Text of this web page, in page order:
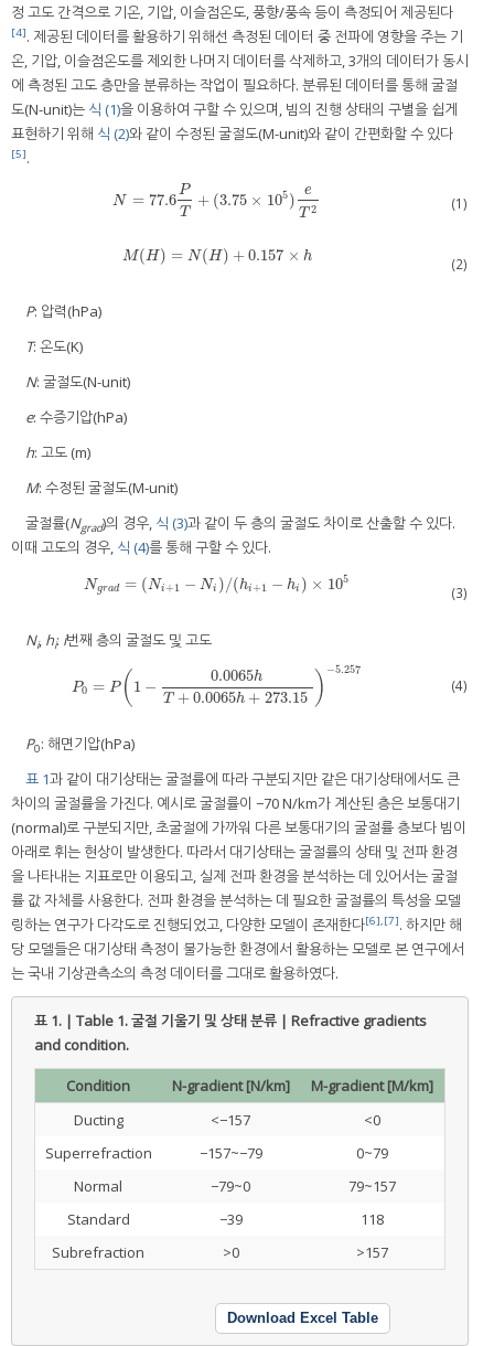
정 고도 간격으로 기온, 기압, 이슬점온도, 풍향/풍속 등이 측정되어 제공된다
[4]. 제공된 데이터를 활용하기 위해선 측정된 데이터 중 전파에 영향을 주는 기
온, 기압, 이슬점온도를 제외한 나머지 데이터를 삭제하고, 3개의 데이터가 동시
에 측정된 고도 층만을 분류하는 작업이 필요하다. 분류된 데이터를 통해 굴절
도(N-unit)는 식 (1)을 이용하여 구할 수 있으며, 빔의 진행 상태의 구별을 쉽게
표현하기 위해 식 (2)와 같이 수정된 굴절도(M-unit)와 같이 간편화할 수 있다
[5].
N = 77.6
P
T
+ (3.75 × 105)
e
T 2
N =77.6PT+( 3.75×105 )eT2 (1)
M(H) = N (H) +0.157 × h
M H) =N(H)+0.157×h (2)
P: 압력(hPa)
T: 온도(K)
N: 굴절도(N-unit)
e: 수증기압(hPa)
h: 고도 (m)
M: 수정된 굴절도(M-unit)
굴절률(Ngrad)의 경우, 식 (3)과 같이 두 층의 굴절도 차이로 산출할 수 있다.
이때 고도의 경우, 식 (4)를 통해 구할 수 있다.
Ngrad = (Ni+1 − Ni )/(hi+1 − hi ) × 105
Ng rad=(N +1 −Ni)/(hi+1− hi)×105 (3)
Ni, hi: i번째 층의 굴절도 및 고도
P0 = P ( 1 −
0.0065h
T +0.0065h + 273.15 ) −5.257
P0=P(1 −0.0065hT+0.0065h+273.15)−5.257 (4)
P0: 해면기압(hPa)
표 1과 같이 대기상태는 굴절률에 따라 구분되지만 같은 대기상태에서도 큰
차이의 굴절률을 가진다. 예시로 굴절률이 −70 N/km가 계산된 층은 보통대기
(normal)로 구분되지만, 초굴절에 가까워 다른 보통대기의 굴절률 층보다 빔이
아래로 휘는 현상이 발생한다. 따라서 대기상태는 굴절률의 상태 및 전파 환경
을 나타내는 지표로만 이용되고, 실제 전파 환경을 분석하는 데 있어서는 굴절
률 값 자체를 사용한다. 전파 환경을 분석하는 데 필요한 굴절률의 특성을 모델
링하는 연구가 다각도로 진행되었고, 다양한 모델이 존재한다[6],[7]. 하지만 해
당 모델들은 대기상태 측정이 불가능한 환경에서 활용하는 모델로 본 연구에서
는 국내 기상관측소의 측정 데이터를 그대로 활용하였다.
표 1. | Table 1.굴절 기울기 및 상태 분류 | Refractive gradients
and condition.
Condition N-gradient [N/km]
M-gradient [M/km]
Ducting
<−157
<0
Superrefraction
−157~−79
0~79
Normal
−79~0
79~157
Standard
−39
118
Subrefraction
>0 >157
Download Excel Table